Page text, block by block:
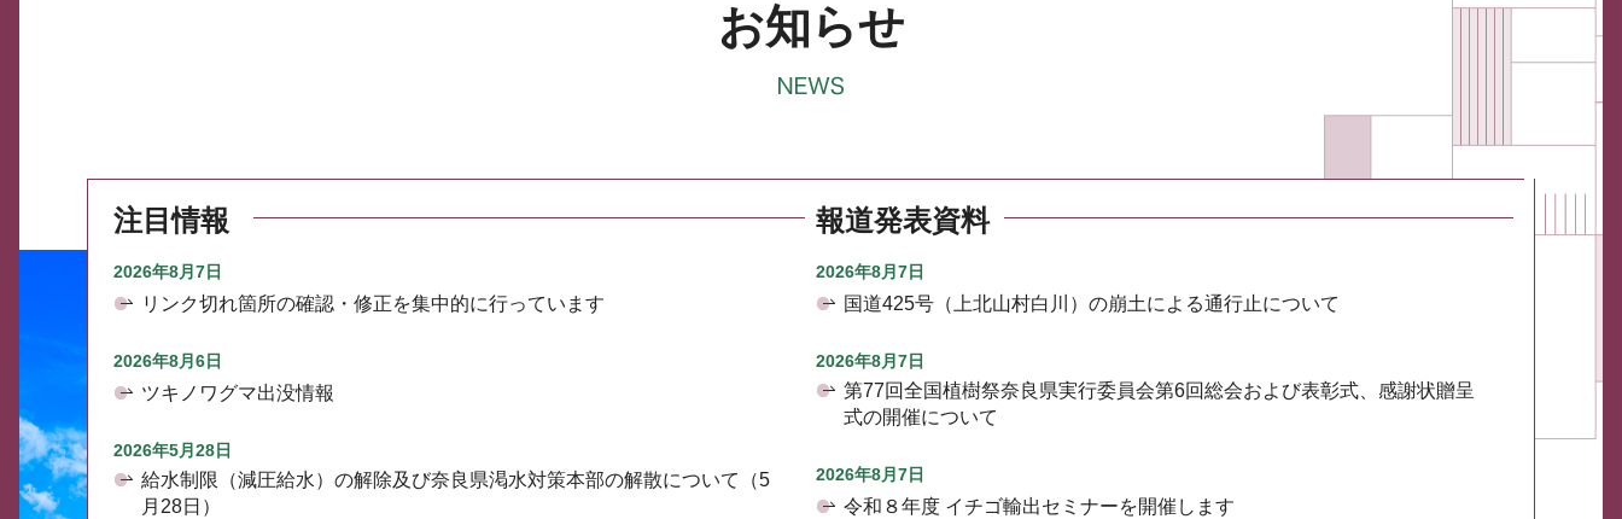
お知らせ
注目情報
2026年8月7日
リンク切れ箇所の確認・修正を集中的に行っています
2026年8月6日
ツキノワグマ出没情報
2026年5月28日
給水制限（減圧給水）の解除及び奈良県渇水対策本部の解散について（5
月28日）
報道発表資料
2026年8月7日
国道425号（上北山村白川）の崩土による通行止について
2026年8月7日
第77回全国植樹祭奈良県実行委員会第6回総会および表彰式、感謝状贈呈
式の開催について
2026年8月7日
令和８年度 イチゴ輸出セミナーを開催します